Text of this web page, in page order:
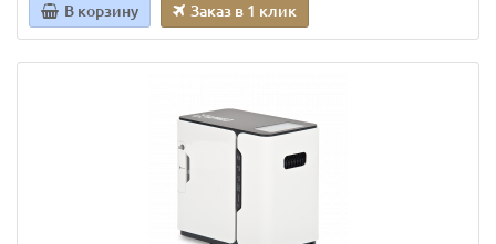
В корзину Заказ в 1 клик